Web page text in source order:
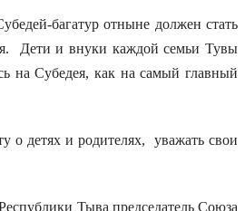
багатур отныне должен стать
Дети и внуки каждой семьи Тувы
на Субедея, как на самый главный
о детях и родителях, уважать свои
Тыва председатель Союза